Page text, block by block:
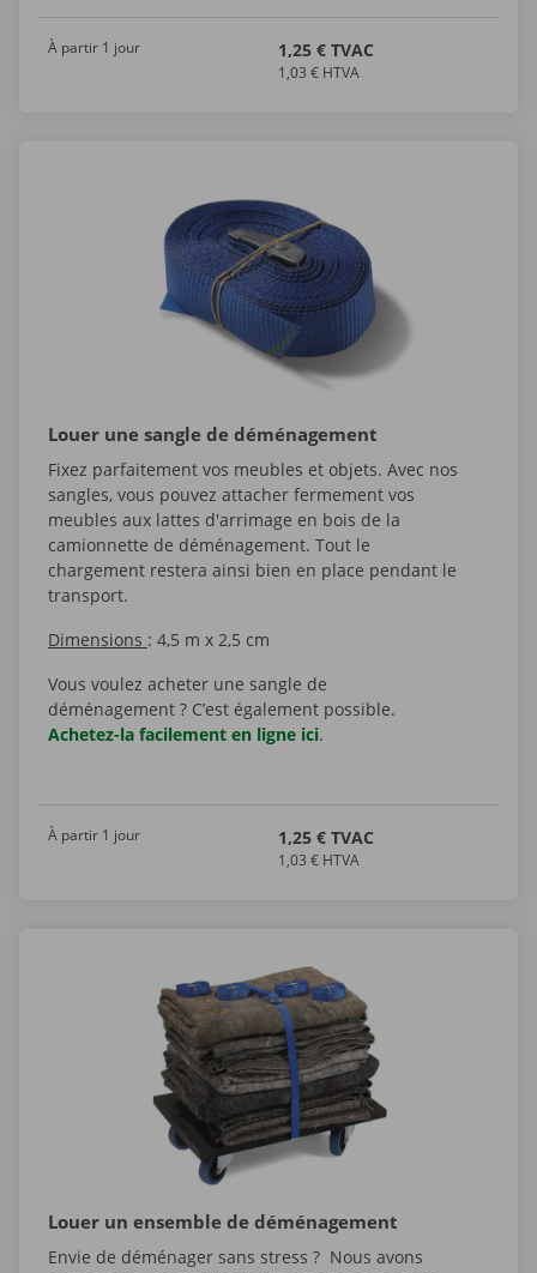
À partir 1 jour 1,25 € TVAC
1,03 € HTVA
Louer une sangle de déménagement
Fixez parfaitement vos meubles et objets. Avec nos
sangles, vous pouvez attacher fermement vos
meubles aux lattes d'arrimage en bois de la
camionnette de déménagement. Tout le
chargement restera ainsi bien en place pendant le
transport.
Dimensions : 4,5 m x 2,5 cm
Vous voulez acheter une sangle de
déménagement ? C’est également possible.
Achetez-la facilement en ligne ici.
À partir 1 jour 1,25 € TVAC
1,03 € HTVA
Louer un ensemble de déménagement
Envie de déménager sans stress ? Nous avons